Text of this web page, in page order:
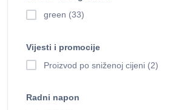
green (33)
Vijesti i promocije
Proizvod po sniženoj cijeni (2)
Radni napon